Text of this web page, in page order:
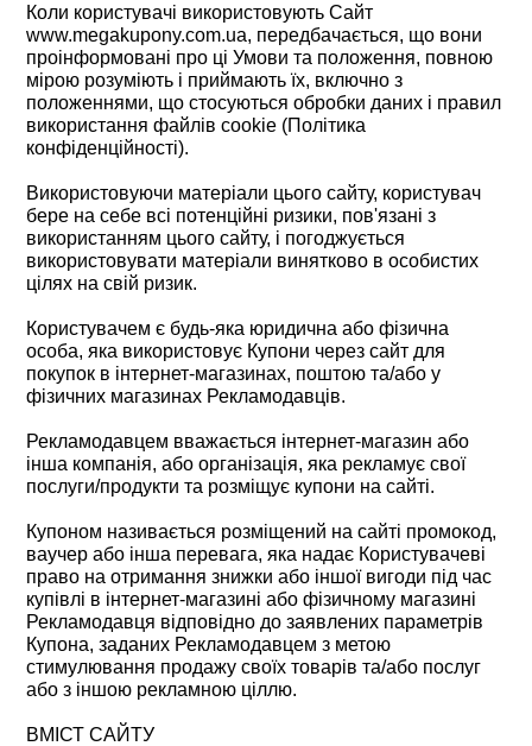
Коли користувачі використовують Сайт
www.megakupony.com.ua, передбачається, що вони
проінформовані про ці Умови та положення, повною
мірою розуміють і приймають їх, включно з
положеннями, що стосуються обробки даних і правил
використання файлів cookie (Політика
конфіденційності).
Використовуючи матеріали цього сайту, користувач
бере на себе всі потенційні ризики, пов'язані з
використанням цього сайту, і погоджується
використовувати матеріали винятково в особистих
цілях на свій ризик.
Користувачем є будь-яка юридична або фізична
особа, яка використовує Купони через сайт для
покупок в інтернет-магазинах, поштою та/або у
фізичних магазинах Рекламодавців.
Рекламодавцем вважається інтернет-магазин або
інша компанія, або організація, яка рекламує свої
послуги/продукти та розміщує купони на сайті.
Купоном називається розміщений на сайті промокод,
ваучер або інша перевага, яка надає Користувачеві
право на отримання знижки або іншої вигоди під час
купівлі в інтернет-магазині або фізичному магазині
Рекламодавця відповідно до заявлених параметрів
Купона, заданих Рекламодавцем з метою
стимулювання продажу своїх товарів та/або послуг
або з іншою рекламною ціллю.
ВМІСТ САЙТУ